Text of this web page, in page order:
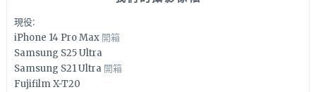
現役:
iPhone 14 Pro Max 開箱
Samsung S25 Ultra
Samsung S21 Ultra 開箱
Fujifilm X-T20